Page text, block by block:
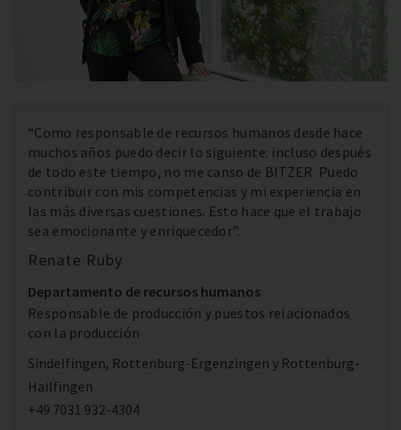
“Como responsable de recursos humanos desde hace
muchos años puedo decir lo siguiente: incluso después
de todo este tiempo, no me canso de BITZER. Puedo
contribuir con mis competencias y mi experiencia en
las más diversas cuestiones. Esto hace que el trabajo
sea emocionante y enriquecedor”.
Renate Ruby
Departamento de recursos humanos
Responsable de producción y puestos relacionados
con la producción
Sindelfingen, Rottenburg-Ergenzingen y Rottenburg-
Hailfingen
+49 7031 932-4304